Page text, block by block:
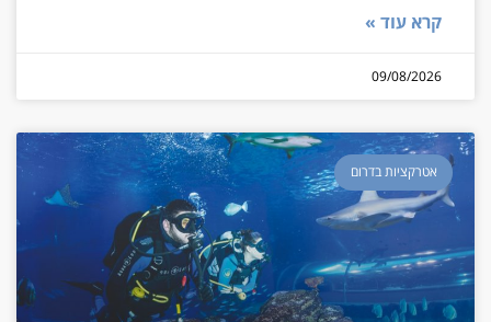
קרא עוד »
09/08/2026
אטרקציות בדרום